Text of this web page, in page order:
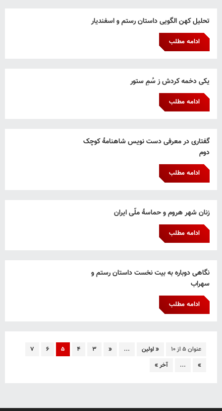
تحلیل کهن الگویی داستان رستم و اسفندیار
ادامه مطلب
یکی دخمه کردش ز سُمِ ستور
ادامه مطلب
گفتاری در معرفی دست نویس شاهنامۀ کوچک
دوم
ادامه مطلب
زنان شهر هروم و حماسۀ ملّی ایران
ادامه مطلب
نگاهی دوباره به بیت نخست داستان رستم و
سهراب
ادامه مطلب
عنوان ۵ از ۱۰ « اولین ...
« ۳ ۴ ۵ ۶
۷
»
... آخر »